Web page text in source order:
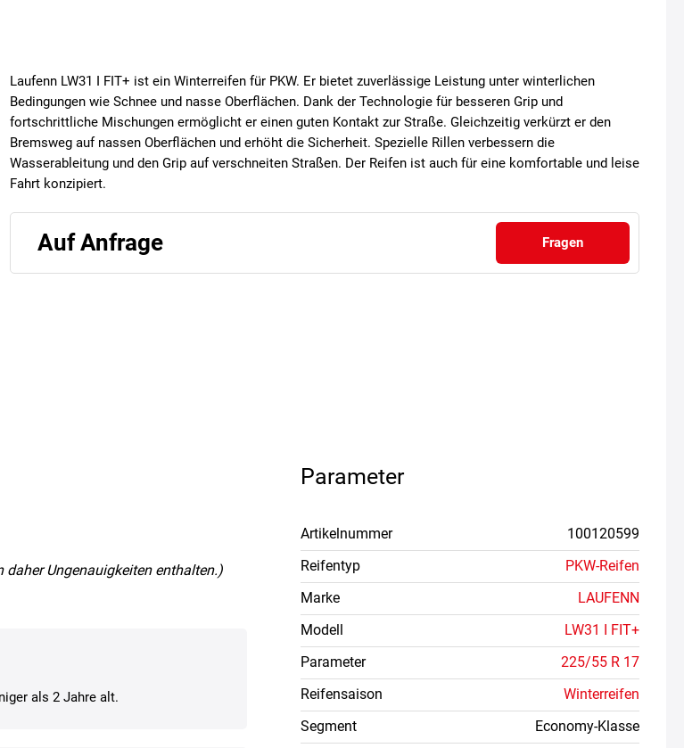
Laufenn LW31 I FIT+ ist ein Winterreifen für PKW. Er bietet zuverlässige Leistung unter winterlichen
Bedingungen wie Schnee und nasse Oberflächen. Dank der Technologie für besseren Grip und
fortschrittliche Mischungen ermöglicht er einen guten Kontakt zur Straße. Gleichzeitig verkürzt er den
Bremsweg auf nassen Oberflächen und erhöht die Sicherheit. Spezielle Rillen verbessern die
Wasserableitung und den Grip auf verschneiten Straßen. Der Reifen ist auch für eine komfortable und leise
Fahrt konzipiert.
Auf Anfrage Fragen
Ungenauigkeiten enthalten.)
als 2 Jahre alt.
Parameter
Artikelnummer
100120599
Reifentyp
PKW-Reifen
Marke
LAUFENN
Modell
LW31 I FIT+
Parameter
225/55 R 17
Reifensaison
Winterreifen
Segment
Economy-Klasse